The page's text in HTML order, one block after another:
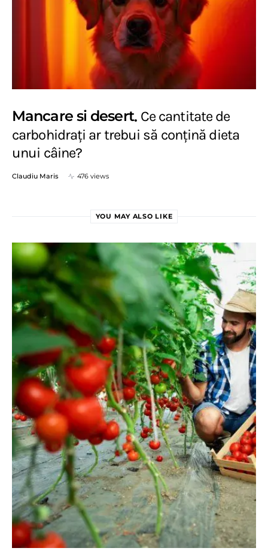
Mancare si desert Ce cantitate de
carbohidrați ar trebui să conțină dieta
unui câine?
Claudiu Maris 476 views
YOU MAY ALSO LIKE